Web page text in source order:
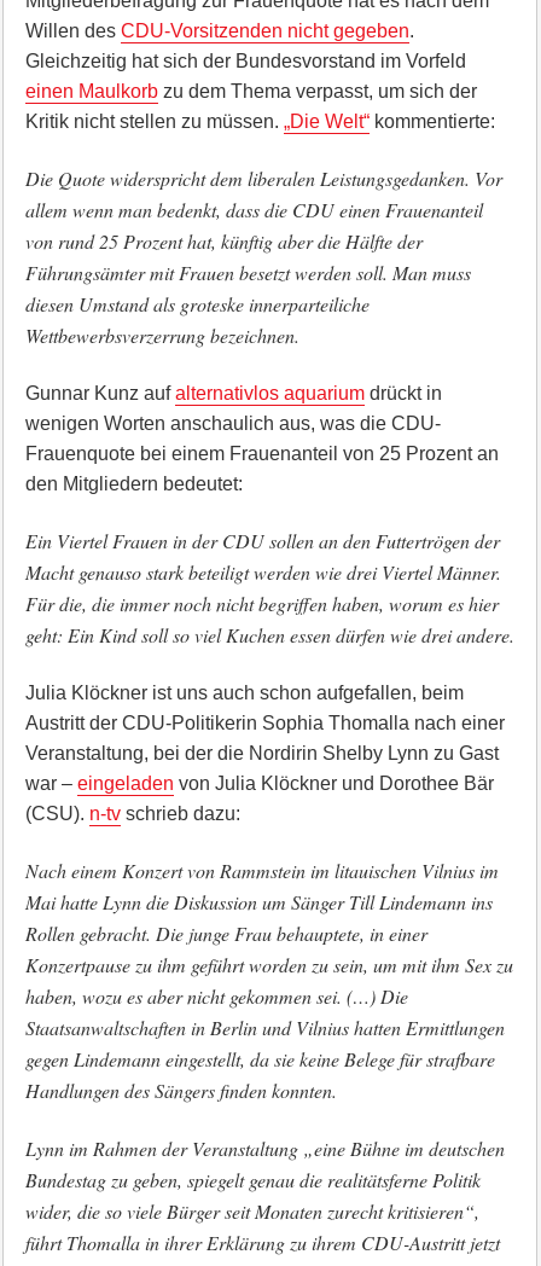
Willen des CDU-Vorsitzenden nicht gegeben.
Gleichzeitig hat sich der Bundesvorstand im Vorfeld
einen Maulkorbzu dem Thema verpasst, um sich der
Kritik nicht stellen zu müssen. „Die Welt“kommentierte:
Die Quote widerspricht dem liberalen Leistungsgedanken. Vor
allem wenn man bedenkt, dass die CDU einen Frauenanteil
von rund 25 Prozent hat, künftig aber die Hälfte der
Führungsämter mit Frauen besetzt werden soll. Man muss
diesen Umstand als groteske innerparteiliche
Wettbewerbsverzerrung bezeichnen.
Gunnar Kunz aufalternativlos aquariumdrückt in
wenigen Worten anschaulich aus, was die CDU-
Frauenquote bei einem Frauenanteil von 25 Prozent an
den Mitgliedern bedeutet:
Ein Viertel Frauen in der CDU sollen an den Futtertrögen der
Macht genauso stark beteiligt werden wie drei Viertel Männer.
Für die, die immer noch nicht begriffen haben, worum es hier
geht: Ein Kind soll so viel Kuchen essen dürfen wie drei andere.
Julia Klöckner ist uns auch schon aufgefallen, beim
Austritt der CDU-Politikerin Sophia Thomalla nach einer
Veranstaltung, bei der die Nordirin Shelby Lynn zu Gast
war – eingeladen von Julia Klöckner und Dorothee Bär
(CSU). n-tvschrieb dazu:
Nach einem Konzert von Rammstein im litauischen Vilnius im
Mai hatte Lynn die Diskussion um Sänger Till Lindemann ins
Rollen gebracht. Die junge Frau behauptete, in einer
Konzertpause zu ihm geführt worden zu sein, um mit ihm Sex zu
haben, wozu es aber nicht gekommen sei. (…) Die
Staatsanwaltschaften in Berlin und Vilnius hatten Ermittlungen
gegen Lindemann eingestellt, da sie keine Belege für strafbare
Handlungen des Sängers finden konnten.
Lynn im Rahmen der Veranstaltung „eine Bühne im deutschen
Bundestag zu geben, spiegelt genau die realitätsferne Politik
wider, die so viele Bürger seit Monaten zurecht kritisieren“,
führt Thomalla in ihrer Erklärung zu ihrem CDU-Austritt jetzt